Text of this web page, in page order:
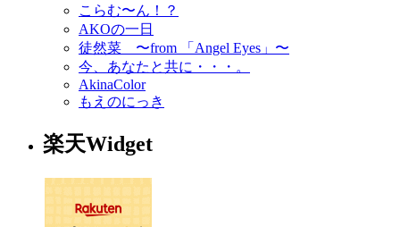
こらむ〜ん！？
AKOの一日
徒然菜 〜from 「Angel Eyes」〜
今、あなたと共に・・・。
AkinaColor
もえのにっき
楽天Widget